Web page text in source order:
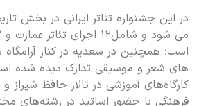
در این جشنواره تئاتر ایرانی در بخش
است؛ همچنین در سعدیه در کنار آرامگاه
های شعر و موسیقی تدارک دیده شده
کارگاه‌های آموزشی در تالار حافظ شیراز
فرهنگی با حضور اساتید در رشته‌های